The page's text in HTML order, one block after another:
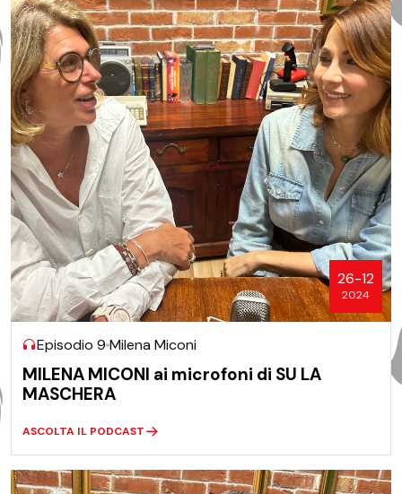
26-12
2024
Episodio 9 Milena Miconi
MILENA MICONI ai microfoni di SU LA
MASCHERA
ASCOLTA IL PODCAST